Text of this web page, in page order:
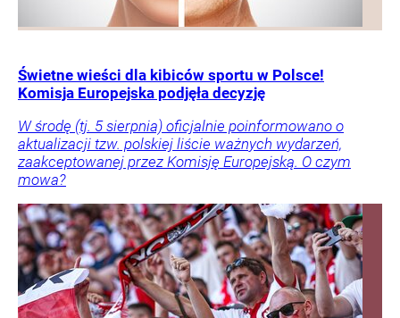
Świetne wieści dla kibiców sportu w Polsce!
Komisja Europejska podjęła decyzję
W środę (tj. 5 sierpnia) oficjalnie poinformowano o
aktualizacji tzw. polskiej liście ważnych wydarzeń,
zaakceptowanej przez Komisję Europejską. O czym
mowa?